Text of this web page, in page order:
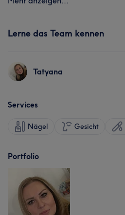
Lerne das Team kennen
Tatyana
Services
Nägel Gesicht
Portfolio